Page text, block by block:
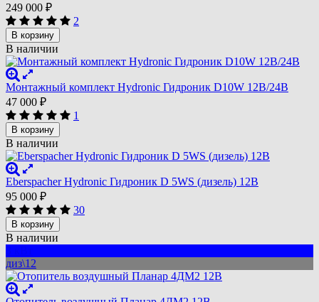
249 000 ₽
2
В корзину
В наличии
Монтажный комплект Hydronic Гидроник D10W 12В/24В
47 000 ₽
1
В корзину
В наличии
Eberspacher Hydronic Гидроник D 5WS (дизель) 12В
95 000 ₽
30
В корзину
В наличии
диз\12